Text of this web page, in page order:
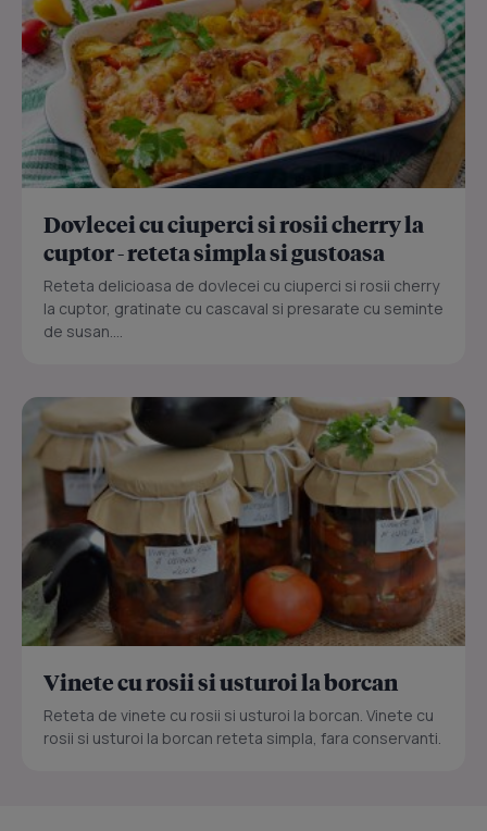
Dovlecei cu ciuperci si rosii cherry la
cuptor - reteta simpla si gustoasa
Reteta delicioasa de dovlecei cu ciuperci si rosii cherry
la cuptor, gratinate cu cascaval si presarate cu seminte
de susan....
Vinete cu rosii si usturoi la borcan
Reteta de vinete cu rosii si usturoi la borcan. Vinete cu
rosii si usturoi la borcan reteta simpla, fara conservanti.